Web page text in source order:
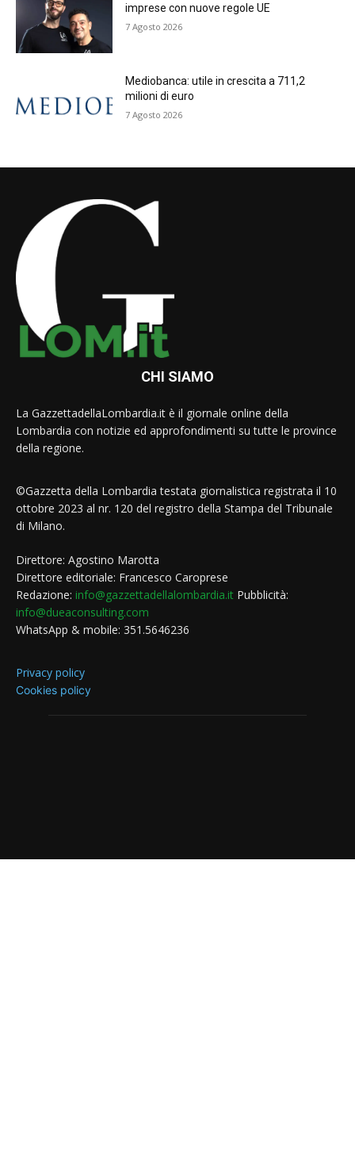
imprese con nuove regole UE
7 Agosto 2026
Mediobanca: utile in crescita a 711,2
milioni di euro
7 Agosto 2026
CHI SIAMO
La GazzettadellaLombardia.it è il giornale online della
Lombardia con notizie ed approfondimenti su tutte le province
della regione.
©Gazzetta della Lombardia testata giornalistica registrata il 10
ottobre 2023 al nr. 120 del registro della Stampa del Tribunale
di Milano.
Direttore: Agostino Marotta
Direttore editoriale: Francesco Caroprese
Redazione: info@gazzettadellalombardia.it Pubblicità:
info@dueaconsulting.com
WhatsApp & mobile: 351.5646236
Privacy policy
Cookies policy